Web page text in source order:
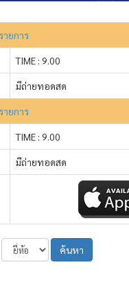
ายการ
TIME : 9.00
มีถ่ายทอดสด
ายการ
TIME : 9.00
มีถ่ายทอดสด
ค้นหา